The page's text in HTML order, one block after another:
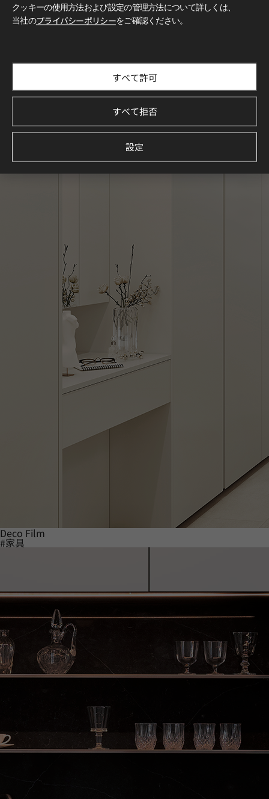
Deco Film
#家具
クッキーの使用方法および設定の管理方法について詳しくは、
当社のプライバシーポリシーをご確認ください。
すべて許可
すべて拒否
設定